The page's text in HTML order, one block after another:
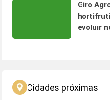
Giro
evoluir
Cidades próximas